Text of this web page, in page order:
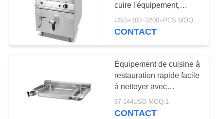
PLAN
SITE
PRIVACY
POLICY
cuire l'équipement,
intoxiquent la casserole
de ébullition
USD+100~2200+PCS MOQ:PCs 1
CONTACT
Équipement de cuisine à
restauration rapide facile
à nettoyer avec
conception amovible
Comme indiqué sur la
67-144USD MOQ:1
CONTACT